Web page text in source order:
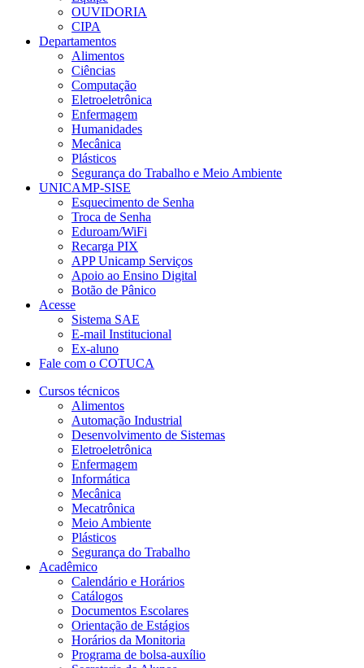
OUVIDORIA
CIPA
Departamentos
Alimentos
Ciências
Computação
Eletroeletrônica
Enfermagem
Humanidades
Mecânica
Plásticos
Segurança do Trabalho e Meio Ambiente
UNICAMP-SISE
Esquecimento de Senha
Troca de Senha
Eduroam/WiFi
Recarga PIX
APP Unicamp Serviços
Apoio ao Ensino Digital
Botão de Pânico
Acesse
Sistema SAE
E-mail Institucional
Ex-aluno
Fale com o COTUCA
Cursos técnicos
Alimentos
Automação Industrial
Desenvolvimento de Sistemas
Eletroeletrônica
Enfermagem
Informática
Mecânica
Mecatrônica
Meio Ambiente
Plásticos
Segurança do Trabalho
Acadêmico
Calendário e Horários
Catálogos
Documentos Escolares
Orientação de Estágios
Horários da Monitoria
Programa de bolsa-auxílio